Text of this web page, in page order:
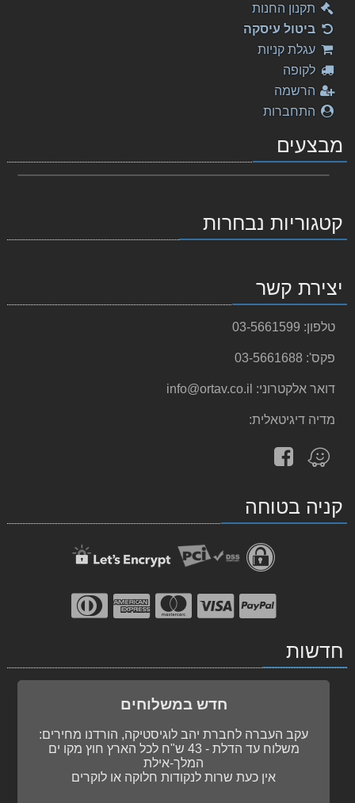
תקנון החנות
ביטול עיסקה
עגלת קניות
לקופה
הרשמה
התחברות
מבצעים
קטגוריות נבחרות
יצירת קשר
טלפון: 03-5661599
פקס': 03-5661688
דואר אלקטרוני: info@ortav.co.il
מדיה דיגיטאלית:
מצא
אותנו
Waze
facebookקניה בטוחה
חדשות
חדש במשלוחים
עקב העברה לחברת יהב לוגיסטיקה, הורדנו מחירים:
משלוח עד הדלת - 43 ש"ח לכל הארץ חוץ מקו ים
המלך-אילת
אין כעת שרות לנקודות חלוקה או לוקרים